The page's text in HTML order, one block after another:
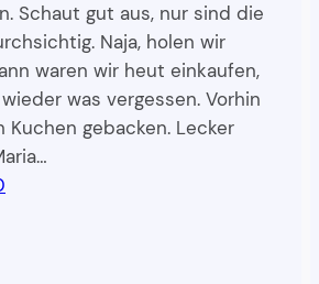
Schaut gut aus, nur sind die
Naja, holen wir
waren wir heut einkaufen,
was vergessen. Vorhin
Kuchen gebacken. Lecker